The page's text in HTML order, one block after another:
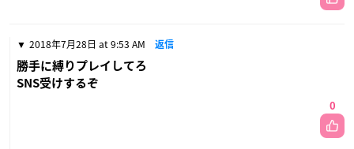
2018年7月28日 at 9:53 AM 返信
勝手に縛りプレイしてろ
SNS受けするぞ
0